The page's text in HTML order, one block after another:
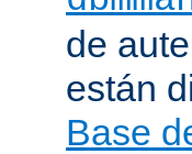
de
están
Base